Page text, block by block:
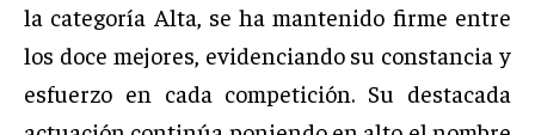
la categoría Alta, se ha mantenido firme entre
los doce mejores, evidenciando su constancia y
esfuerzo en cada competición. Su destacada